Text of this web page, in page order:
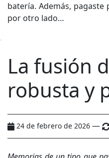
batería. Además, pagaste
por otro lado…
La fusión
robusta y
24 de febrero de 2026 —